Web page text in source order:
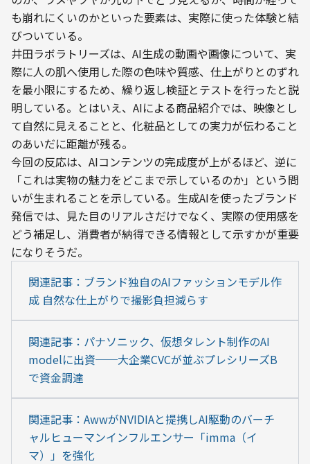
も崩れにくいのかといった要素は、実際に使った体験と結
びついている。
井田ラボラトリーズは、AI生成の動画や画像について、実
際に人の肌へ使用した際の色味や質感、仕上がりとのずれ
を最小限にするため、繰り返し検証とテストを行ったと説
明している。とはいえ、AIによる商品紹介では、映像とし
て自然に見えることと、化粧品としての実力が伝わること
のあいだに距離が残る。
今回の反応は、AIコンテンツの完成度が上がるほど、逆に
「これは実物の魅力をどこまで示しているのか」という問
いが生まれることを示している。生成AIを使ったブランド
発信では、見た目のリアルさだけでなく、実際の使用感を
どう補足し、消費者が納得できる情報として示すかが重要
になりそうだ。
関連記事：ブランド独自のAIファッションモデル作
成 自然な仕上がりで撮影負担減らす
関連記事：パナソニック、仮想タレント制作のAI
modelに出資──大企業CVCが並ぶプレシリーズB
で資金調達
関連記事：AwwがNVIDIAと提携しAI駆動のバーチ
ャルヒューマンインフルエンサー「imma（イ
マ）」を強化